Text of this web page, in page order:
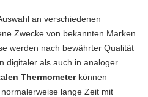
an verschiedenen
Zwecke von bekannten Marken
werden nach bewährter Qualität
digitaler als auch in analoger
Thermometer können
lange Zeit mit